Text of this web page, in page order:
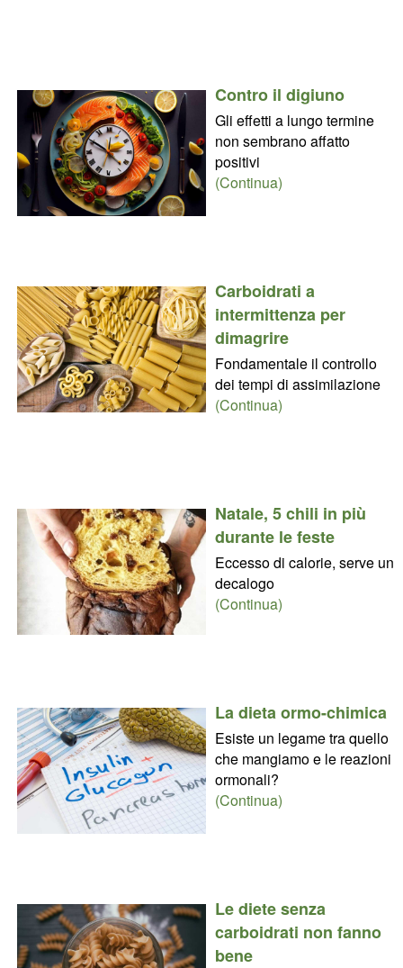
Contro il digiuno
Gli effetti a lungo termine
non sembrano affatto
positivi
(Continua)
Carboidrati a
intermittenza per
dimagrire
Fondamentale il controllo
dei tempi di assimilazione
(Continua)
Natale, 5 chili in più
durante le feste
Eccesso di calorie, serve un
decalogo
(Continua)
La dieta ormo-chimica
Esiste un legame tra quello
che mangiamo e le reazioni
ormonali?
(Continua)
Le diete senza
carboidrati non fanno
bene